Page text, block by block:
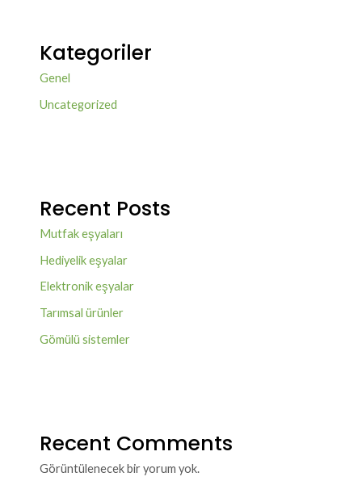
Kategoriler
Genel
Uncategorized
Recent Posts
Mutfak eşyaları
Hediyelik eşyalar
Elektronik eşyalar
Tarımsal ürünler
Gömülü sistemler
Recent Comments
Görüntülenecek bir yorum yok.